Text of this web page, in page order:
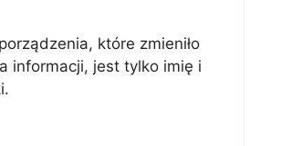
które zmieniło
informacji, jest tylko imię i